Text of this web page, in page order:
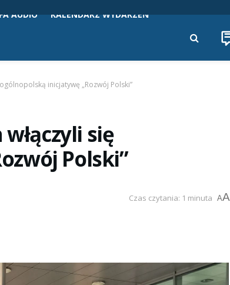
AUDIO KALENDARZ WYDARZEŃ
inicjatywę „Rozwój Polski”
się
Polski”
Czas czytania: 1 minuta AA